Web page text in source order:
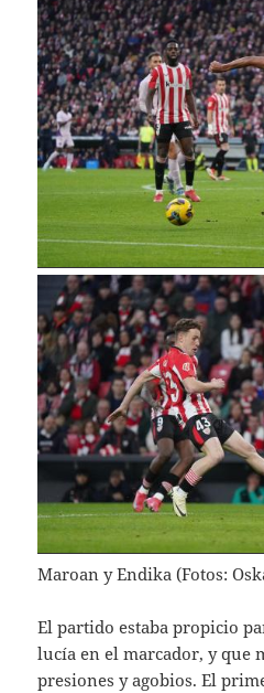
Maroan y Endika (Fotos:
El partido estaba propicio
lucía en el marcador, y que
presiones y agobios. El